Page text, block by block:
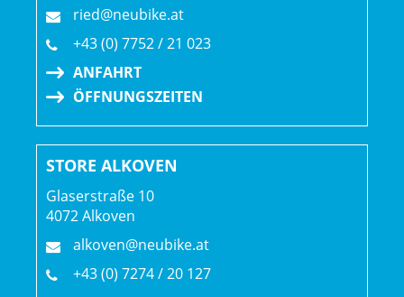
Anzahl Gänge: 1
Schalthebel: Shimano Deore M6100, 12fach
MT420 Bremssattel // Hydraulische 4-Kolben-
Scheibenbremse von Shimano, MT4100 Bremshebel,
MT420 Bremssattel
Max. Bremsscheibendu
ried@neubike.at
+43 (0) 7752 / 21 023
ANFAHRT
ÖFFNUNGSZEITEN
STORE ALKOVEN
Glaserstraße 10
4072 Alkoven
alkoven@neubike.at
+43 (0) 7274 / 20 127